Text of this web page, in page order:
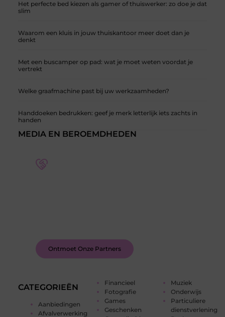
Het perfecte bed kiezen als gamer of thuiswerker: zo doe je dat
slim
Waarom een kluis in jouw thuiskantoor meer doet dan je
denkt
Met een buscamper op pad: wat je moet weten voordat je
vertrekt
Welke graafmachine past bij uw werkzaamheden?
Handdoeken bedrukken: geef je merk letterlijk iets zachts in
handen
CATEGORIEËN
Aanbiedingen
Afvalverwerking
Financieel
Fotografie
Games
Geschenken
Muziek
Onderwijs
Particuliere
dienstverlening
MEDIA EN BEROEMDHEDEN
Ontmoet Onze Partners